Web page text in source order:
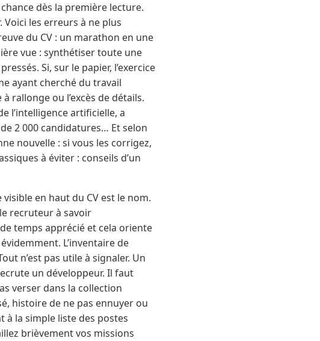
dès la première lecture.
les erreurs à ne plus
du CV : un marathon en une
vue : synthétiser toute une
Si, sur le papier, l’exercice
ayant cherché du travail
rallonge ou l’excès de détails.
l’intelligence artificielle, a
2 000 candidatures… Et selon
nouvelle : si vous les corrigez,
à éviter : conseils d’un
en haut du CV est le nom.
recruteur à savoir
temps apprécié et cela oriente
L’inventaire de
n’est pas utile à signaler. Un
un développeur. Il faut
verser dans la collection
histoire de ne pas ennuyer ou
à la simple liste des postes
brièvement vos missions